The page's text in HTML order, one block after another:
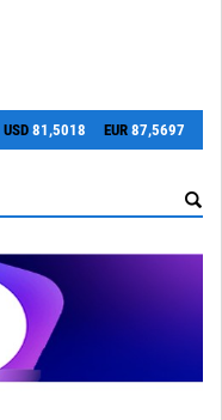
USD 81,5018 EUR 87,5697